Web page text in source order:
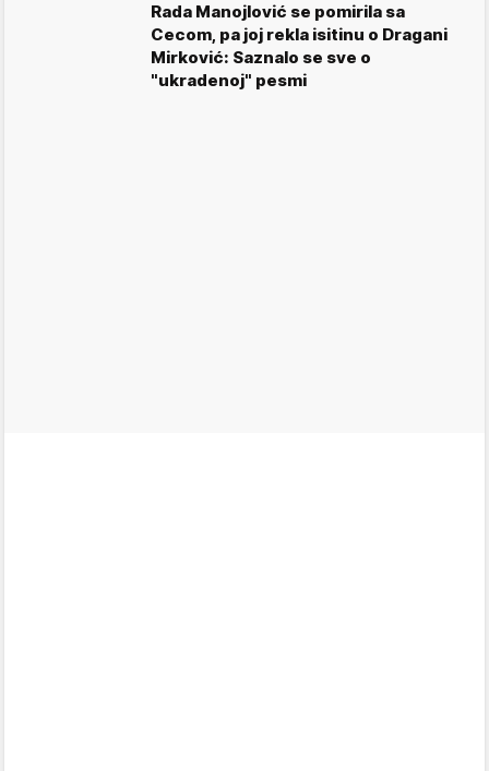
Rada Manojlović se pomirila sa
Cecom, pa joj rekla isitinu o Dragani
Mirković: Saznalo se sve o
"ukradenoj" pesmi